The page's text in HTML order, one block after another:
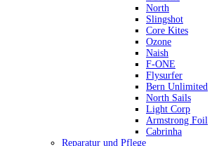
North
Slingshot
Core Kites
Ozone
Naish
F-ONE
Flysurfer
Bern Unlimited
North Sails
Light Corp
Armstrong Foil
Cabrinha
Reparatur und Pflege